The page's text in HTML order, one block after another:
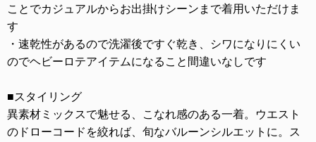
ことでカジュアルからお出掛けシーンまで着用いただけま
す
・速乾性があるので洗濯後ですぐ乾き、シワになりにくい
のでヘビーロテアイテムになること間違いなしです
■スタイリング
異素材ミックスで魅せる、こなれ感のある一着。ウエスト
のドローコードを絞れば、旬なバルーンシルエットに。ス